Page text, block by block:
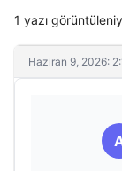
1 yazı
Haziran 9, 2026: